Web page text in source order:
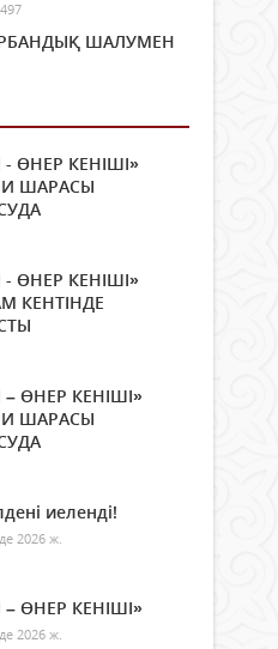
497
ШАЛУМЕН
- ӨНЕР КЕНІШІ»
ШАРАСЫ
- ӨНЕР КЕНІШІ»
КЕНТІНДЕ
– ӨНЕР КЕНІШІ»
ШАРАСЫ
иеленді!
2026 ж.
– ӨНЕР КЕНІШІ»
2026 ж.